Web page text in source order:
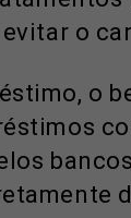
o
o